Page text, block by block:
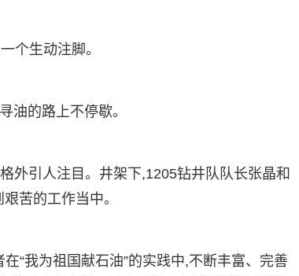
个生动注脚。
油的路上不停歇。
外引人注目。井架下,1205钻井队队长张晶和
苦的工作当中。
“我为祖国献石油”的实践中,不断丰富、完善